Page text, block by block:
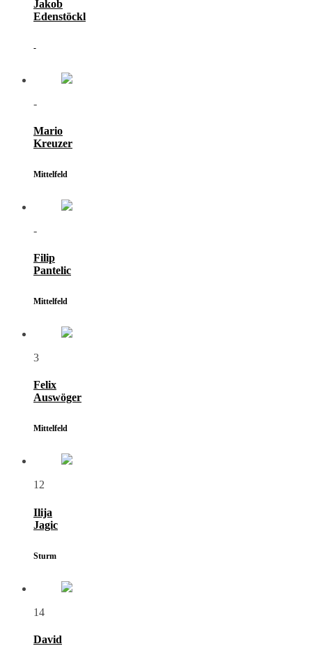
Jakob
Edenstöckl
-
-
Mario
Kreuzer
Mittelfeld
-
Filip
Pantelic
Mittelfeld
3
Felix
Auswöger
Mittelfeld
12
Ilija
Jagic
Sturm
14
David